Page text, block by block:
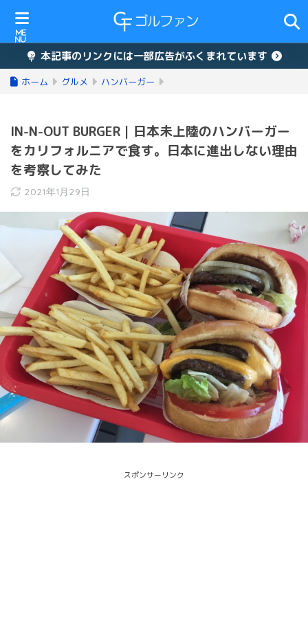
本記事のリンクには一部広告がふくまれています
ホーム グルメ ハンバーガー
IN-N-OUT BURGER｜日本未上陸のハンバーガー
をカリフォルニアで食す。日本に進出しない理由
を考察してみた
2021年1月29日
スポンサーリンク